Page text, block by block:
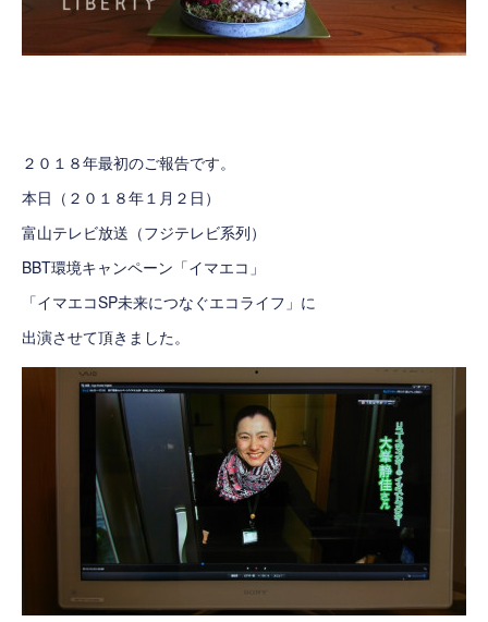
２０１８年最初のご報告です。
本日（２０１８年１月２日）
富山テレビ放送（フジテレビ系列）
BBT環境キャンペーン「イマエコ 」
「イマエコSP未来につなぐエコライフ」に
出演させて頂きました。